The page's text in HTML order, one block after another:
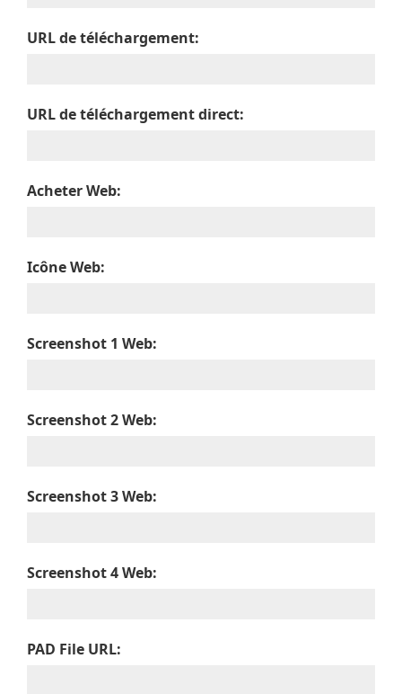
URL de téléchargement:
URL de téléchargement direct:
Acheter Web:
Icône Web:
Screenshot 1 Web:
Screenshot 2 Web:
Screenshot 3 Web:
Screenshot 4 Web:
PAD File URL: